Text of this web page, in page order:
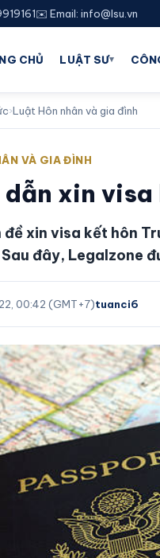
✉️ Email: info@lsu.vn
CHỦ LUẬT SƯ▾
›Luật Hôn nhân và gia đình
VÀ GIA ĐÌNH
dẫn xin
xin visa kết hôn
đây, Legalzone
00:42 (GMT+7)tuanci6